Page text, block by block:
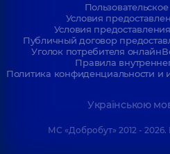
Условия
Условия
Публичный договор
Уголок потребителя онлайн
Правила
Политика конфиденциальности и
Українською
МС «Добробут» 2012 -